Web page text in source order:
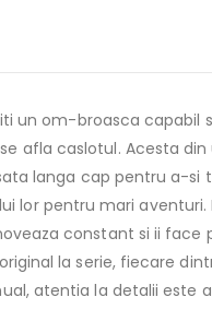
un om-broasca capabil
afla caslotul. Acesta
langa cap pentru a-
pentru mari aventuri.
constant si ii
la serie, fiecare
atentia la detalii este